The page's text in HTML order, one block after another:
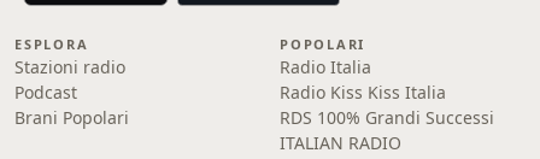
ESPLORA
Stazioni radio
Podcast
Brani Popolari
POPOLARI
Radio Italia
Radio Kiss Kiss Italia
RDS 100% Grandi Successi
ITALIAN RADIO